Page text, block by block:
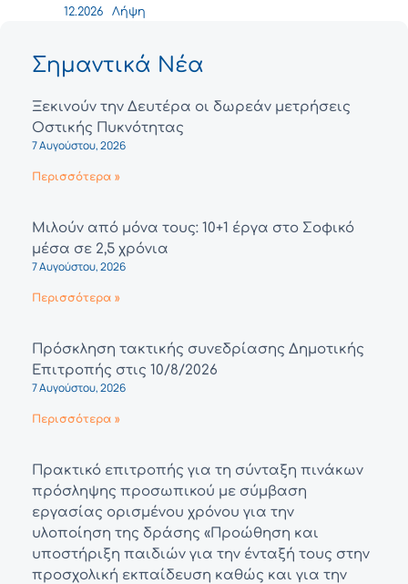
12.2026 Λήψη
Σημαντικά Νέα
Ξεκινούν την Δευτέρα οι δωρεάν μετρήσεις
Οστικής Πυκνότητας
7 Αυγούστου, 2026
Περισσότερα »
Μιλούν από μόνα τους: 10+1 έργα στο Σοφικό
μέσα σε 2,5 χρόνια
7 Αυγούστου, 2026
Περισσότερα »
Πρόσκληση τακτικής συνεδρίασης Δημοτικής
Επιτροπής στις 10/8/2026
7 Αυγούστου, 2026
Περισσότερα »
Πρακτικό επιτροπής για τη σύνταξη πινάκων
πρόσληψης προσωπικού με σύμβαση
εργασίας ορισμένου χρόνου για την
υλοποίηση της δράσης «Προώθηση και
υποστήριξη παιδιών για την ένταξή τους στην
προσχολική εκπαίδευση καθώς και για την